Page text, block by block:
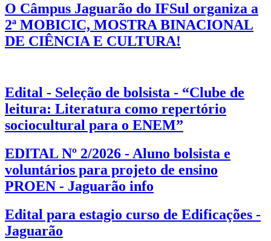
O Câmpus Jaguarão do IFSul organiza a
2ª MOBICIC, MOSTRA BINACIONAL
DE CIÊNCIA E CULTURA!
Edital - Seleção de bolsista - “Clube de
leitura: Literatura como repertório
sociocultural para o ENEM”
EDITAL Nº 2/2026 - Aluno bolsista e
voluntários para projeto de ensino
PROEN - Jaguarão info
Edital para estagio curso de Edificações -
Jaguarão